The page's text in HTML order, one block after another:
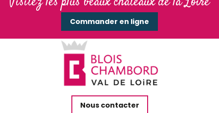
Commander en ligne
Nous contacter